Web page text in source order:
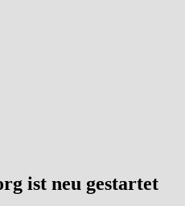
ist neu gestartet